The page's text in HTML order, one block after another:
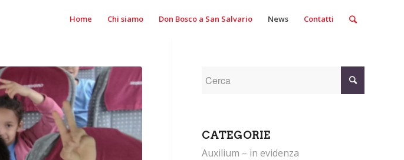
Home Chi siamo Don Bosco a San Salvario News Contatti
CATEGORIE
Auxilium – in evidenza